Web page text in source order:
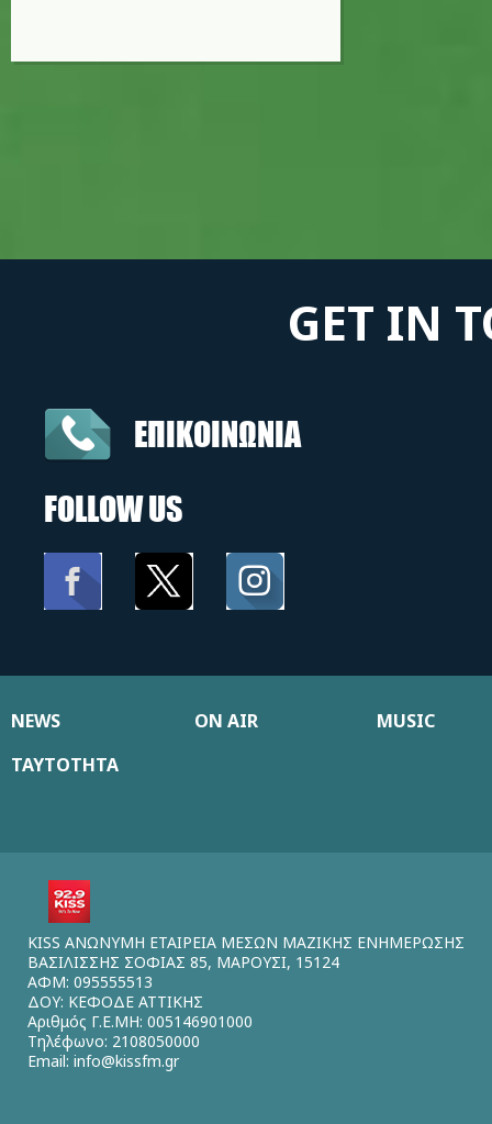
GET IN
ΕΠΙΚΟΙΝΩΝΙΑ
FOLLOW US
NEWS ON AIR
MUSIC
ΤΑΥΤΟΤΗΤΑ
KISS ΑΝΩΝΥΜΗ ΕΤΑΙΡΕΙΑ ΜΕΣΩΝ ΜΑΖΙΚΗΣ ΕΝΗΜΕΡΩΣΗΣ
ΒΑΣΙΛΙΣΣΗΣ ΣΟΦΙΑΣ 85, ΜΑΡΟΥΣΙ, 15124
ΑΦΜ: 095555513
ΔΟΥ: ΚΕΦΟΔΕ ΑΤΤΙΚΗΣ
Αριθμός Γ.Ε.ΜΗ: 005146901000
Τηλέφωνο: 2108050000
Email: info@kissfm.gr